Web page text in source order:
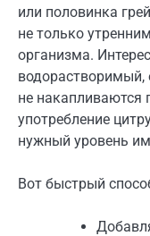
или половинка
не только
организма.
водорастворимый,
не накапливаются
употребление
нужный уровень
Вот быстрый